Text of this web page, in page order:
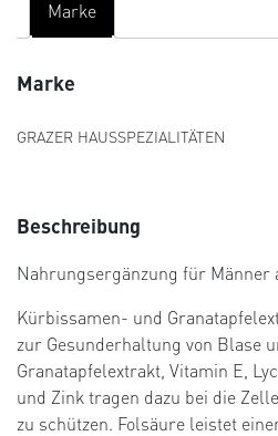
Marke
Marke
GRAZER HAUSSPEZIALITÄTEN
Beschreibung
Nahrungsergänzung für Männer
Kürbissamen- und
zur Gesunderhaltung von Blase
Granatapfelextrakt, Vitamin E,
und Zink tragen dazu bei die
zu schützen. Folsäure leistet